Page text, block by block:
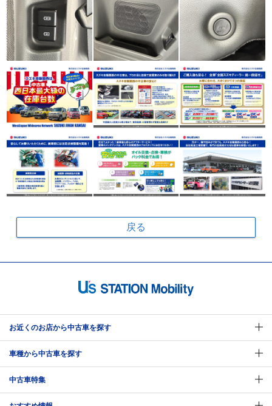
戻る
お近くのお店から中古車を探す
車種から中古車を探す
中古車特集